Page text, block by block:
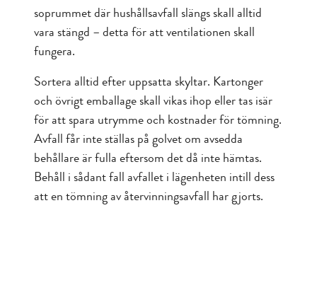
soprummet där hushållsavfall slängs skall alltid
vara stängd – detta för att ventilationen skall
fungera.
Sortera alltid efter uppsatta skyltar. Kartonger
och övrigt emballage skall vikas ihop eller tas isär
för att spara utrymme och kostnader för tömning.
Avfall får inte ställas på golvet om avsedda
behållare är fulla eftersom det då inte hämtas.
Behåll i sådant fall avfallet i lägenheten intill dess
att en tömning av återvinningsavfall har gjorts.